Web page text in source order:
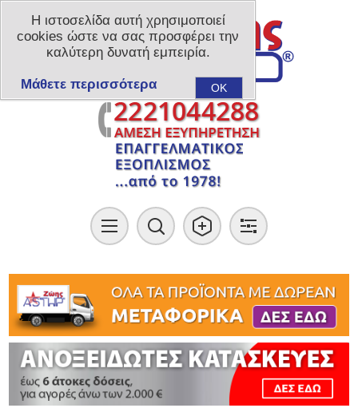
Η ιστοσελίδα αυτή χρησιμοποιεί
cookies ώστε να σας προσφέρει την
καλύτερη δυνατή εμπειρία.
OK
Μάθετε περισσότερα